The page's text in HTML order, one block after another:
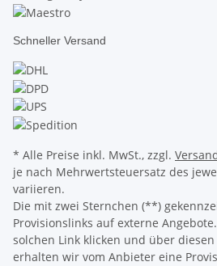
Schneller Versand
* Alle Preise inkl. MwSt., zzgl.
je nach Mehrwertsteuersatz des
variieren.
Die mit zwei Sternchen (**)
Provisionslinks auf externe
solchen Link klicken und über
erhalten wir vom Anbieter eine